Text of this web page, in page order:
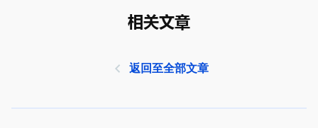
相关文章
返回至全部文章